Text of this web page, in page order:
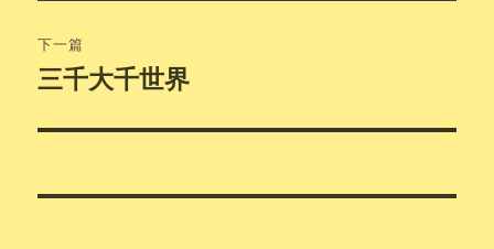
航
文
章：
下一篇
下
文
三千大千世界